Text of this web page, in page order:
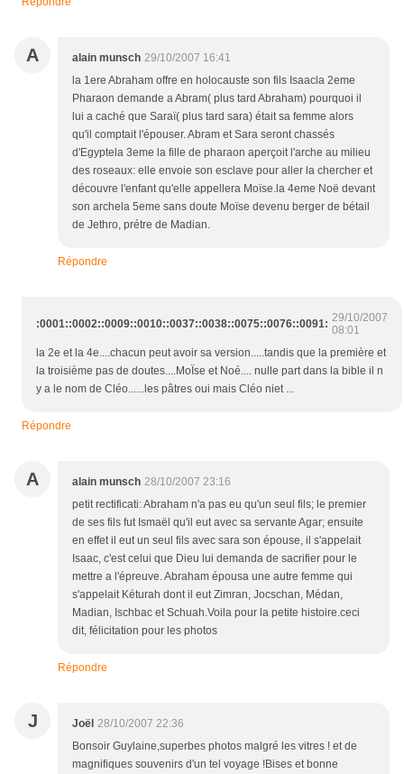
A alain munsch 29/10/2007 16:41
la 1ere Abraham offre en holocauste son fils Isaacla 2eme
Pharaon demande a Abram( plus tard Abraham) pourquoi il
lui a caché que Saraï( plus tard sara) était sa femme alors
qu'il comptait l'épouser. Abram et Sara seront chassés
d'Egyptela 3eme la fille de pharaon aperçoit l'arche au milieu
des roseaux: elle envoie son esclave pour aller la chercher et
découvre l'enfant qu'elle appellera Moïse.la 4eme Noë devant
son archela 5eme sans doute Moïse devenu berger de bétail
de Jethro, prétre de Madian.
Répondre
:0001::0002::0009::0010::0037::0038::0075::0076::0091: 29/10/2007
08:01
la 2e et la 4e....chacun peut avoir sa version.....tandis que la première et
la troisième pas de doutes....MoÏse et Noé.... nulle part dans la bible il n
y a le nom de Cléo......les pâtres oui mais Cléo niet ...
Répondre
A alain munsch 28/10/2007 23:16
petit rectificati: Abraham n'a pas eu qu'un seul fils; le premier
de ses fils fut Ismaël qu'il eut avec sa servante Agar; ensuite
en effet il eut un seul fils avec sara son épouse, il s'appelait
Isaac, c'est celui que Dieu lui demanda de sacrifier pour le
mettre a l'épreuve. Abraham épousa une autre femme qui
s'appelait Kéturah dont il eut Zimran, Jocschan, Médan,
Madian, Ischbac et Schuah.Voila pour la petite histoire.ceci
dit, félicitation pour les photos
Répondre
J Joël 28/10/2007 22:36
Bonsoir Guylaine,superbes photos malgré les vitres ! et de
magnifiques souvenirs d'un tel voyage !Bises et bonne